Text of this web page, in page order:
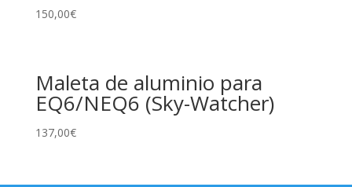
150,00€
Maleta de aluminio para
EQ6/NEQ6 (Sky-Watcher)
137,00€